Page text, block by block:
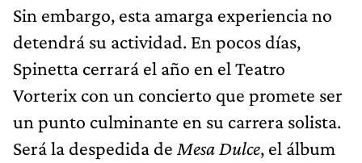
Sin embargo, esta amarga experiencia no
detendrá su actividad. En pocos días,
Spinetta cerrará el año en el Teatro
Vorterix con un concierto que promete ser
un punto culminante en su carrera solista.
Será la despedida de Mesa Dulce, el álbum